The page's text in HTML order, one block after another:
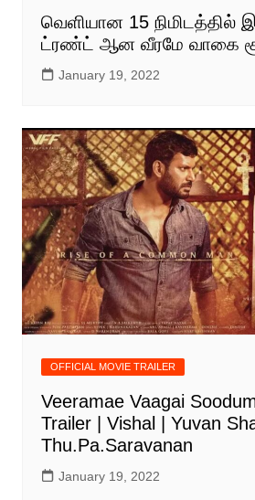
வெளியான 15 நிமிடத்தில்
ட்ரண்ட் ஆன வீரமே வாகை
January 19, 2022
OFFICIAL MOVIE TRAILER
Veeramae Vaagai
Trailer | Vishal | Yuvan
Thu.Pa.Saravanan
January 19, 2022